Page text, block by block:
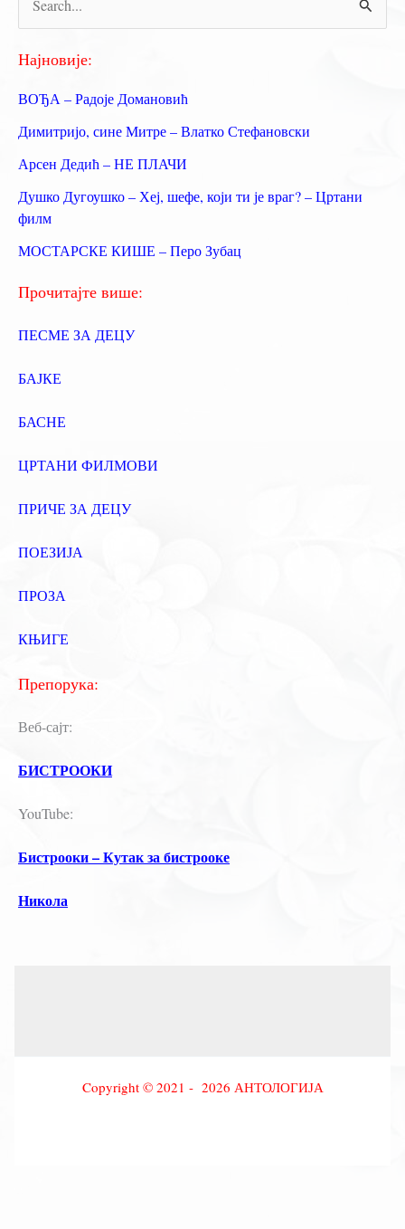
е
р
а
г
а
з
а
:
Најновије:
ВОЂА – Радоје Домановић
Димитријо, сине Митре – Влатко Стефановски
Арсен Дедић – НЕ ПЛАЧИ
Душко Дугоушко – Хеј, шефе, који ти је враг? – Цртани
филм
МОСТАРСКЕ КИШЕ – Перо Зубац
Прочитајте више:
ПЕСМЕ ЗА ДЕЦУ
БАЈКЕ
БАСНЕ
ЦРТАНИ ФИЛМОВИ
ПРИЧЕ ЗА ДЕЦУ
ПОЕЗИЈА
ПРОЗА
КЊИГЕ
Препорука:
Веб-сајт:
БИСТРООКИ
YouTube:
Бистрооки – Кутак за бистрооке
Никола
Copyright © 2021 - 2026 АНТОЛОГИЈА